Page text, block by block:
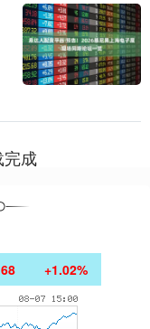
成
+1.02%